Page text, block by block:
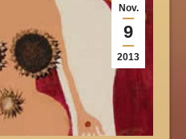
Nov.
9
2013